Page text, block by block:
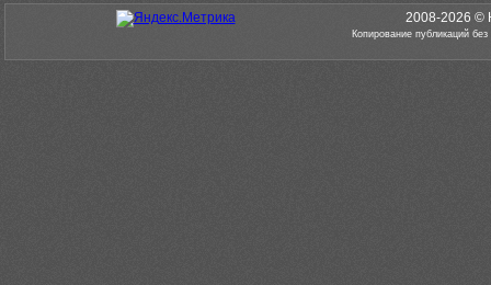
2008-2026 ©
Копирование публикаций